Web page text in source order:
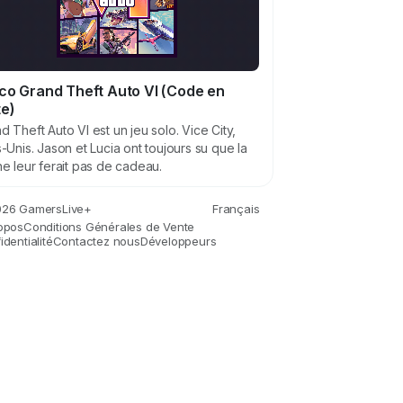
Grand Theft Auto VI (Code en
Theft Auto VI est un jeu solo. Vice City,
Unis. Jason et Lucia ont toujours su que la
leur ferait pas de cadeau.
GamersLive+
Français
Conditions Générales de Vente
Contactez nousDéveloppeurs